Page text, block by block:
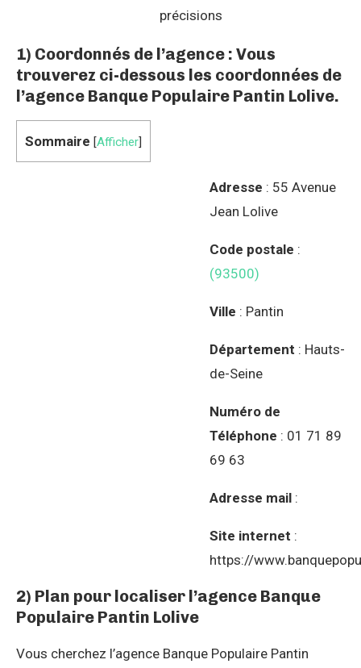
précisions
1) Coordonnés de l’agence : Vous
trouverez ci-dessous les coordonnées de
l’agence Banque Populaire Pantin Lolive.
Sommaire [Afficher]
Adresse : 55 Avenue
Jean Lolive
Code postale :
(93500)
Ville : Pantin
Département : Hauts-
de-Seine
Numéro de
Téléphone : 01 71 89
69 63
Adresse mail :
Site internet :
https://
2) Plan pour localiser l’agence Banque
Populaire Pantin Lolive
Vous cherchez l’agence Banque Populaire Pantin